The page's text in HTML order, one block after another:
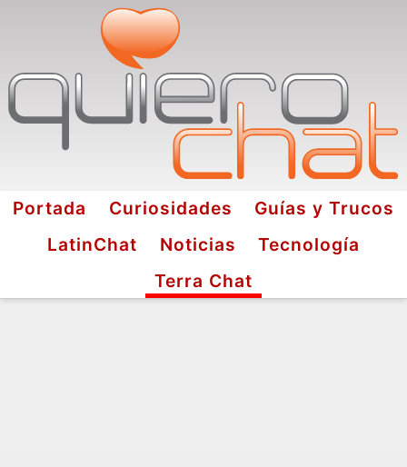
Portada Curiosidades
Guías y Trucos
LatinChat
Noticias
Tecnología
Terra Chat